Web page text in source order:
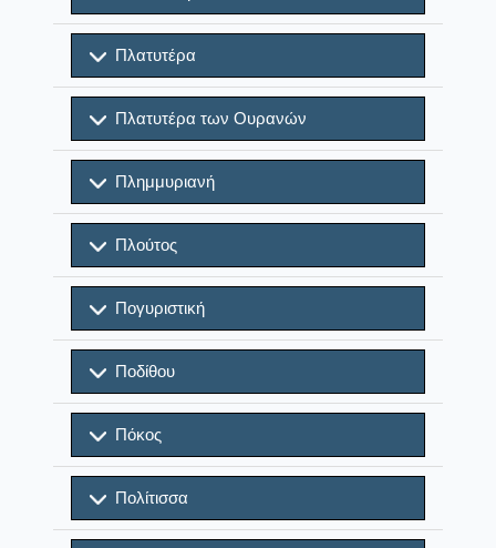
Πλατυτέρα
Πλατυτέρα των Ουρανών
Πλημμυριανή
Πλούτος
Πογυριστική
Ποδίθου
Πόκος
Πολίτισσα